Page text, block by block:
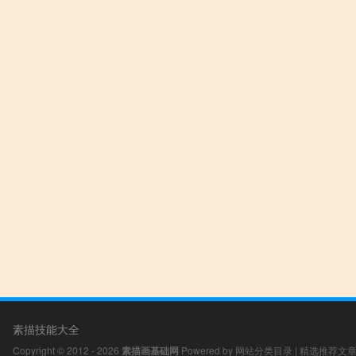
素描技能大全
Copyright © 2012 - 2026 素描画基础网 Powered by 网站分类目录 | 精选推荐文章